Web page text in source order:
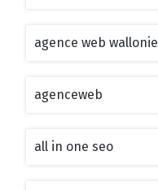
agence web wallonie
agenceweb
all in one seo